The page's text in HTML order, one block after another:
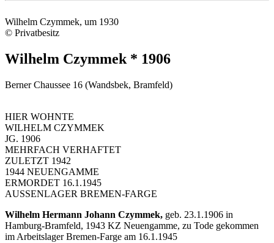
Wilhelm Czymmek, um 1930
© Privatbesitz
Wilhelm Czymmek * 1906
Berner Chaussee 16 (Wandsbek, Bramfeld)
HIER WOHNTE
WILHELM CZYMMEK
JG. 1906
MEHRFACH VERHAFTET
ZULETZT 1942
1944 NEUENGAMME
ERMORDET 16.1.1945
AUSSENLAGER BREMEN-FARGE
Wilhelm Hermann Johann Czymmek, geb. 23.1.1906 in
Hamburg-Bramfeld, 1943 KZ Neuengamme, zu Tode gekommen
im Arbeitslager Bremen-Farge am 16.1.1945